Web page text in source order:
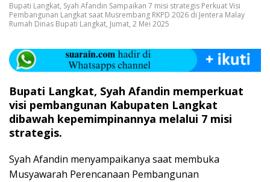
Bupati Langkat, Syah Afandin Sampaikan 7 misi strategis Perkuat Visi
Pembangunan Langkat saat Musrembang RKPD 2026 di Jentera Malay
Rumah Dinas Bupati Langkat, Jumat, 2 Mei 2025
Bupati Langkat, Syah Afandin memperkuat
visi pembangunan Kabupaten Langkat
dibawah kepemimpinannya melalui 7 misi
strategis.
Syah Afandin menyampaikanya saat membuka
Musyawarah Perencanaan Pembangunan